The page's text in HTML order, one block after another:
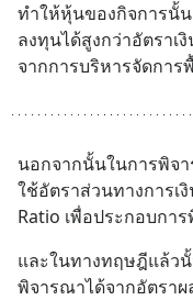
ทำให้หุ้นของกิจการนั้
ลงทุนได้สูงกว่าอัตราเ
จากการบริหารจัดการ
นอกจากนั้นในการพิจ
ใช้อัตราส่วนทางการเ
Ratio เพื่อประกอบกา
และในทางทฤษฎีแล้ว
พิจารณาได้จากอัตรา